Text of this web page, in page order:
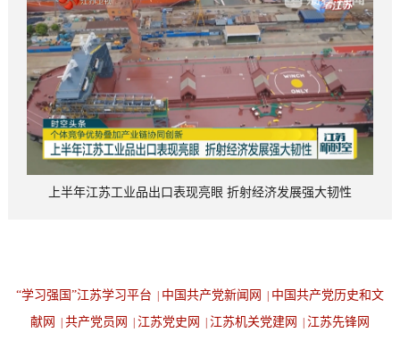
上半年江苏工业品出口表现亮眼 折射经济发展强大韧性
“学习强国”江苏学习平台 中国共产党新闻网
中国共产党历史和文
献网
共产党员网 江苏党史网 江苏机关党建网
江苏先锋网